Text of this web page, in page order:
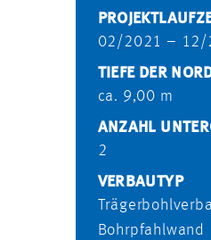
02/2021 – 12/
TIEFE DER
ca. 9,00 m
ANZAHL
2
VERBAUTYP
Bohrpfahlwand